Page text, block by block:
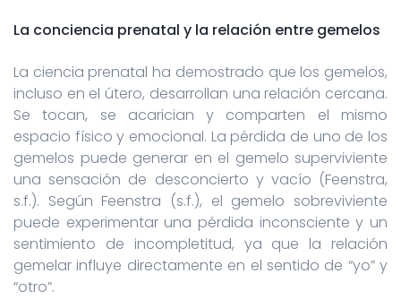
La conciencia prenatal y la relación entre gemelos
La ciencia prenatal ha demostrado que los gemelos,
incluso en el útero, desarrollan una relación cercana.
Se tocan, se acarician y comparten el mismo
espacio físico y emocional. La pérdida de uno de los
gemelos puede generar en el gemelo superviviente
una sensación de desconcierto y vacío (Feenstra,
s.f.). Según Feenstra (s.f.), el gemelo sobreviviente
puede experimentar una pérdida inconsciente y un
sentimiento de incompletitud, ya que la relación
gemelar influye directamente en el sentido de “yo” y
“otro”.